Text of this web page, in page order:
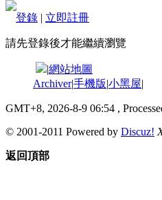
登錄 | 立即註冊
請先登錄後才能繼續瀏覽
|網站地圖
Archiver|手機版|小黑屋|
GMT+8, 2026-8-9 06:54 ,
© 2001-2011 Powered by Discuz!
返回頂部